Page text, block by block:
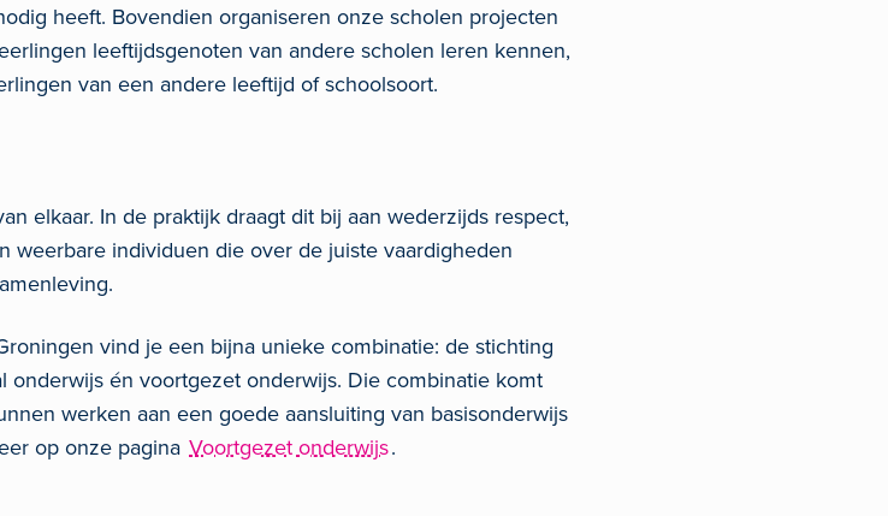
heeft. Bovendien organiseren onze scholen projecten
leeftijdsgenoten van andere scholen leren kennen,
van een andere leeftijd of schoolsoort.
elkaar. In de praktijk draagt dit bij aan wederzijds respect,
weerbare individuen die over de juiste vaardigheden
vind je een bijna unieke combinatie: de stichting
onderwijs én voortgezet onderwijs. Die combinatie komt
werken aan een goede aansluiting van basisonderwijs
op onze pagina Voortgezet onderwijs.